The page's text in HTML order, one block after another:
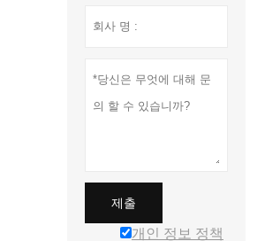
제출
개인 정보 정책